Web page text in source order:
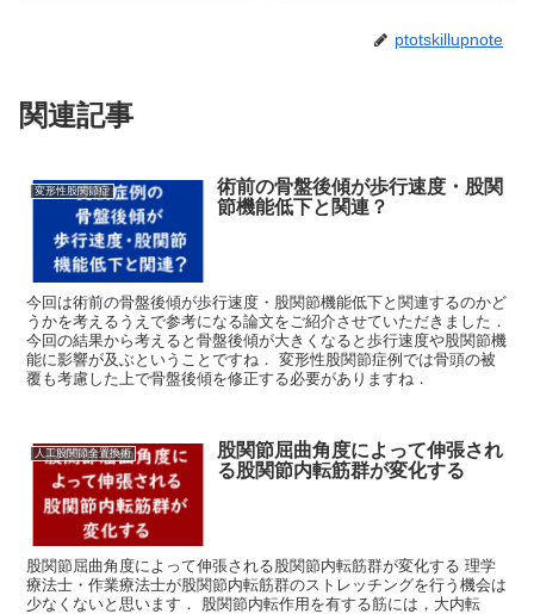
ptotskillupnote
関連記事
変形性股関節症
術前の骨盤後傾が歩行速度・股関
節機能低下と関連？
今回は術前の骨盤後傾が歩行速度・股関節機能低下と関連するのかど
うかを考えるうえで参考になる論文をご紹介させていただきました．
今回の結果から考えると骨盤後傾が大きくなると歩行速度や股関節機
能に影響が及ぶということですね． 変形性股関節症例では骨頭の被
覆も考慮した上で骨盤後傾を修正する必要がありますね．
人工股関節全置換術
股関節屈曲角度によって伸張され
る股関節内転筋群が変化する
股関節屈曲角度によって伸張される股関節内転筋群が変化する 理学
療法士・作業療法士が股関節内転筋群のストレッチングを行う機会は
少なくないと思います． 股関節内転作用を有する筋には，大内転